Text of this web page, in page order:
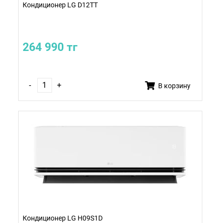
Кондиционер LG D12TT
264 990 тг
- + В корзину
Кондиционер LG H09S1D